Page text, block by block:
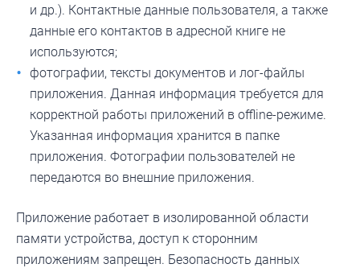
и др.). Контактные данные пользователя, а также
данные его контактов в адресной книге не
используются;
фотографии, тексты документов и лог-файлы
приложения. Данная информация требуется для
корректной работы приложений в offline-режиме.
Указанная информация хранится в папке
приложения. Фотографии пользователей не
передаются во внешние приложения.
Приложение работает в изолированной области
памяти устройства, доступ к сторонним
приложениям запрещен. Безопасность данных